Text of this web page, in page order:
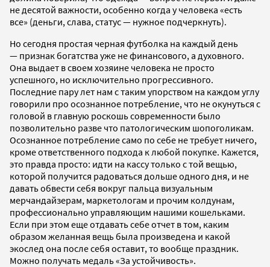
не десятой важности, особенно когда у человека «есть
все» (деньги, слава, статус — нужное подчеркнуть).
Но сегодня простая черная футболка на каждый день
— признак богатства уже не финансового, а духовного.
Она выдает в своем хозяине человека не просто
успешного, но исключительно прогрессивного.
Последние пару лет нам с таким упорством на каждом углу
говорили про осознанное потребление, что не окунуться с
головой в главную роскошь современности было
позволительно разве что патологическим шопоголикам.
Осознанное потребление само по себе не требует ничего,
кроме ответственного подхода к любой покупке. Кажется,
это правда просто: идти на кассу только с той вещью,
которой получится радоваться дольше одного дня, и не
давать обвести себя вокруг пальца визуальным
мерчандайзерам, маркетологам и прочим колдунам,
профессионально управляющим нашими кошельками.
Если при этом еще отдавать себе отчет в том, каким
образом желанная вещь была произведена и какой
экослед она после себя оставит, то вообще праздник.
Можно получать медаль «За устойчивость».